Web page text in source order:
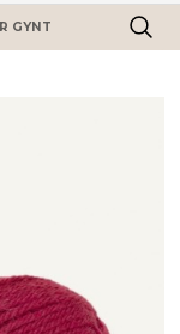
GYNT